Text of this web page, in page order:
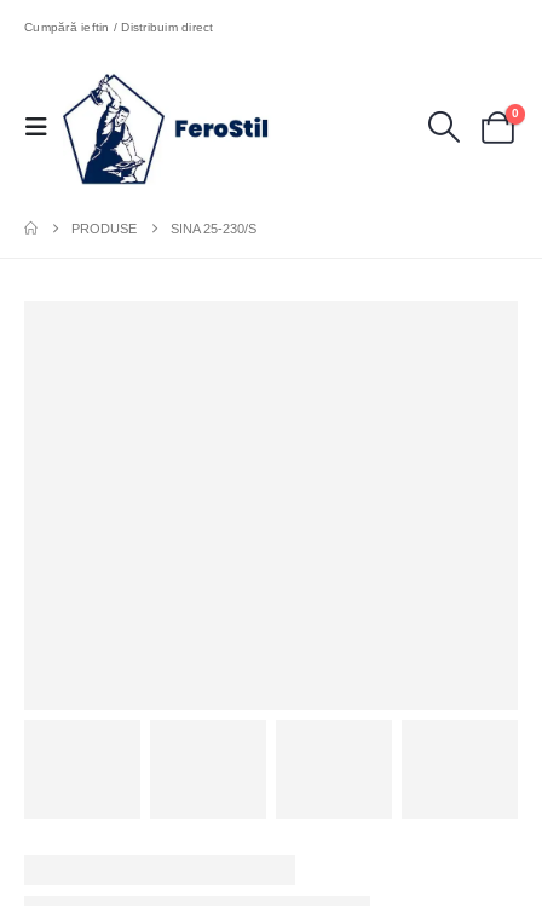
Cumpără ieftin / Distribuim direct
0
PRODUSE SINA 25-230/S